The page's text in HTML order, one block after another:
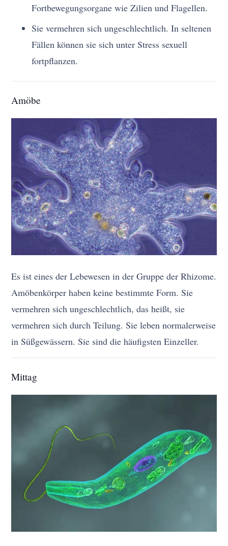
Fortbewegungsorgane wie Zilien und Flagellen.
Sie vermehren sich ungeschlechtlich. In seltenen
Fällen können sie sich unter Stress sexuell
fortpflanzen.
Amöbe
Es ist eines der Lebewesen in der Gruppe der Rhizome.
Amöbenkörper haben keine bestimmte Form. Sie
vermehren sich ungeschlechtlich, das heißt, sie
vermehren sich durch Teilung. Sie leben normalerweise
in Süßgewässern. Sie sind die häufigsten Einzeller.
Mittag